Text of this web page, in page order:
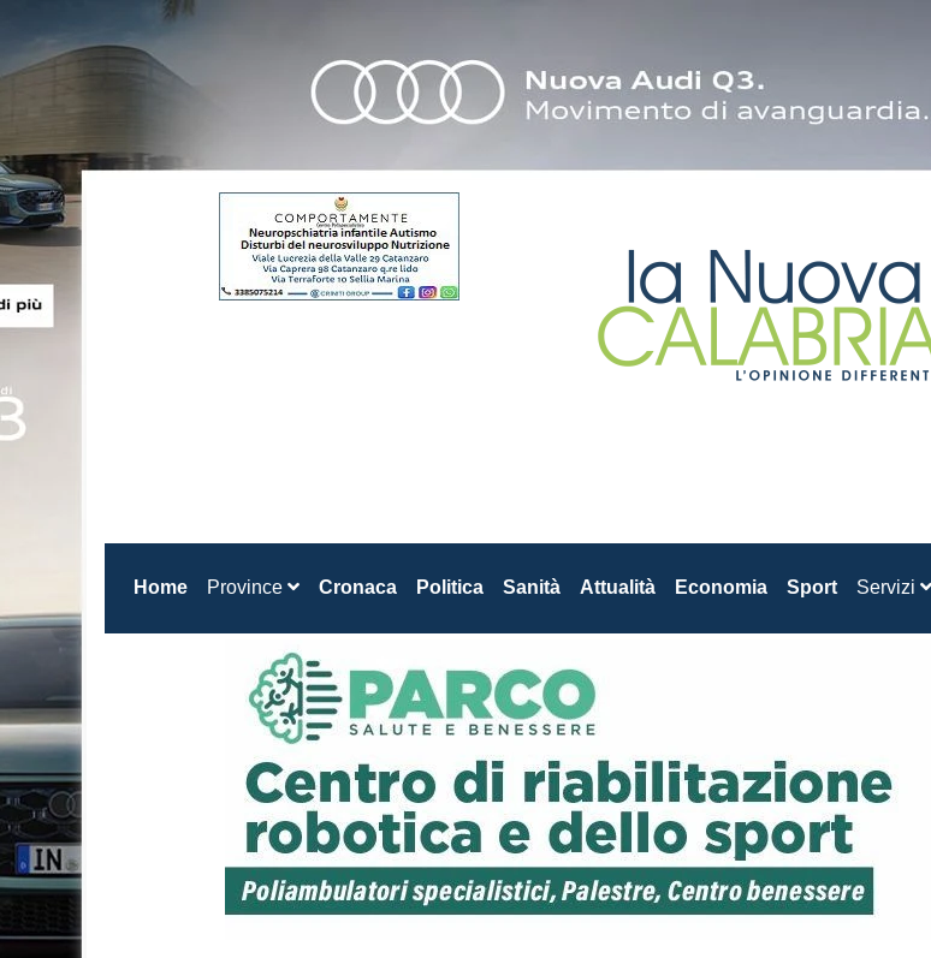
Home(current)
Province Cronaca Politica Sanità Attualità Economia Sport Servizi